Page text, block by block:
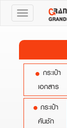
Toggle
กระเป๋า
เอกสาร
กระเป๋า
คันชัก